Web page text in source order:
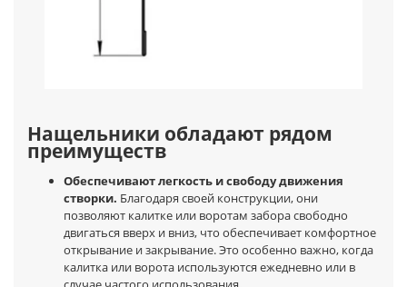
Нащельники обладают рядом
преимуществ
Обеспечивают легкость и свободу движения
створки. Благодаря своей конструкции, они
позволяют калитке или воротам забора свободно
двигаться вверх и вниз, что обеспечивает комфортное
открывание и закрывание. Это особенно важно, когда
калитка или ворота используются ежедневно или в